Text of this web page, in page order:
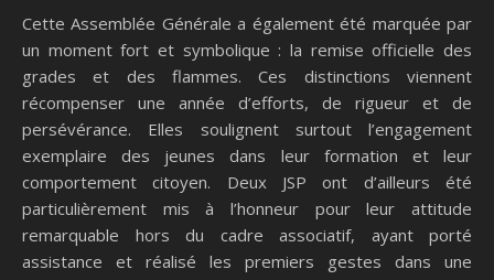
Cette Assemblée Générale a également été marquée par
un moment fort et symbolique : la remise officielle des
grades et des flammes. Ces distinctions viennent
récompenser une année d’efforts, de rigueur et de
persévérance. Elles soulignent surtout l’engagement
exemplaire des jeunes dans leur formation et leur
comportement citoyen. Deux JSP ont d’ailleurs été
particulièrement mis à l’honneur pour leur attitude
remarquable hors du cadre associatif, ayant porté
assistance et réalisé les premiers gestes dans une